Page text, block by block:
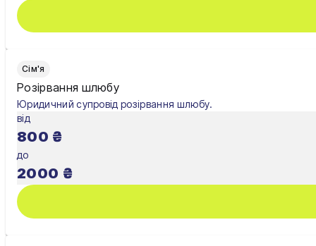
Сім'я
Розірвання шлюбу
Юридичний супровід розірвання шлюбу.
від
800 ₴
до
2000 ₴